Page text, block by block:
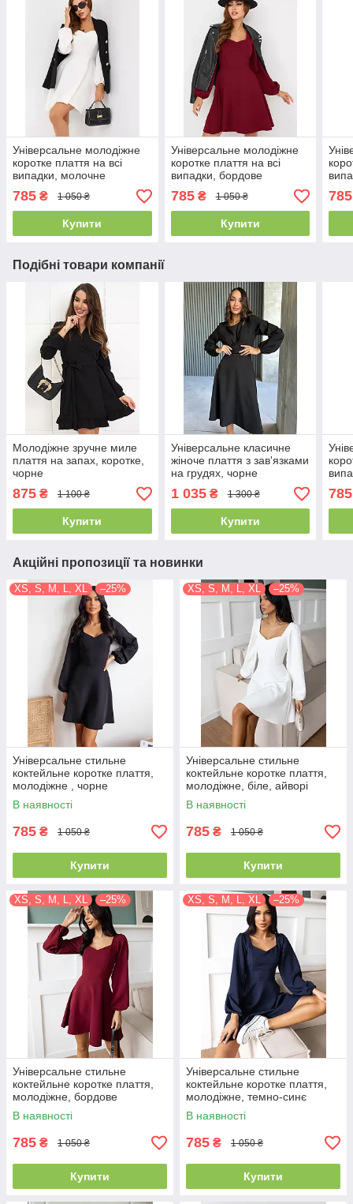
Універсальне молодіжне
коротке плаття на всі
випадки, молочне
785 ₴ 1 050 ₴
Купити
Універсальне молодіжне
коротке плаття на всі
випадки, бордове
785₴ 1 050 ₴
Купити
785
Подібні товари компанії
Молодіжне зручне миле
плаття на запах, коротке,
чорне
875 ₴ 1 100 ₴
Купити
Універсальне класичне
жіноче плаття з зав'язками
на грудях, чорне
1 035₴ 1 300 ₴
Купити
785
Акційні пропозиції та новинки
XS, S, M, L, XL –25%
Універсальне стильне
коктейльне коротке плаття,
молодіжне , чорне
В наявності
785 ₴ 1 050 ₴
Купити
XS, S, M, L, XL –25%
Універсальне стильне
коктейльне коротке плаття,
молодіжне, біле, айворі
В наявності
785 ₴ 1 050 ₴
Купити
XS, S, M, L, XL –25%
Універсальне стильне
коктейльне коротке плаття,
молодіжне, бордове
В наявності
785 ₴ 1 050 ₴
Купити
XS, S, M, L, XL –25%
Універсальне стильне
коктейльне коротке плаття,
молодіжне, темно-синє
В наявності
785 ₴ 1 050 ₴
Купити